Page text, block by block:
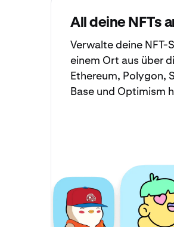
All deine NFTs
Verwalte deine NFT-
einem Ort aus über
Ethereum, Polygon,
Base und Optimism